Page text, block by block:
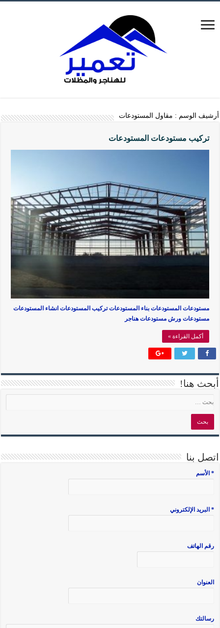
أرشيف الوسم : مقاول المستودعات
تركيب مستودعات المستودعات
مستودعات المستودعات بناء المستودعات تركيب المستودعات انشاء المستودعات
مستودعات ورش مستودعات هناجر
أكمل القراءة »
أبحث هنا!
اتصل بنا
* الأسم
* البريد الإلكتروني
رقم الهاتف
العنوان
رسالتك